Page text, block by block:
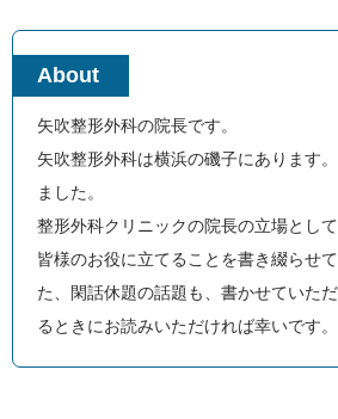
About
矢吹整形外科の院長です。
矢吹整形外科は横浜の磯子にあります
ました。
整形外科クリニックの院長の立場として
皆様のお役に立てることを書き綴らせ
た、閑話休題の話題も、書かせていた
るときにお読みいただければ幸いです。